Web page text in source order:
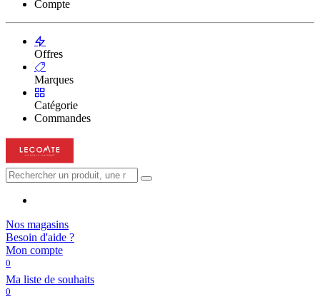
Compte
Offres
Marques
Catégorie
Commandes
Nos magasins
Besoin d'aide ?
Mon compte
0
Ma liste de souhaits
0